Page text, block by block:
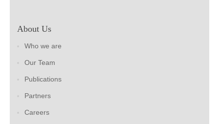
About Us
Who we are
Our Team
Publications
Partners
Careers